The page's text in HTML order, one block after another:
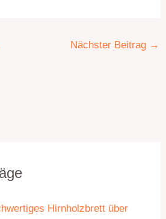
Nächster Beitrag →
Hirnholzbrett über